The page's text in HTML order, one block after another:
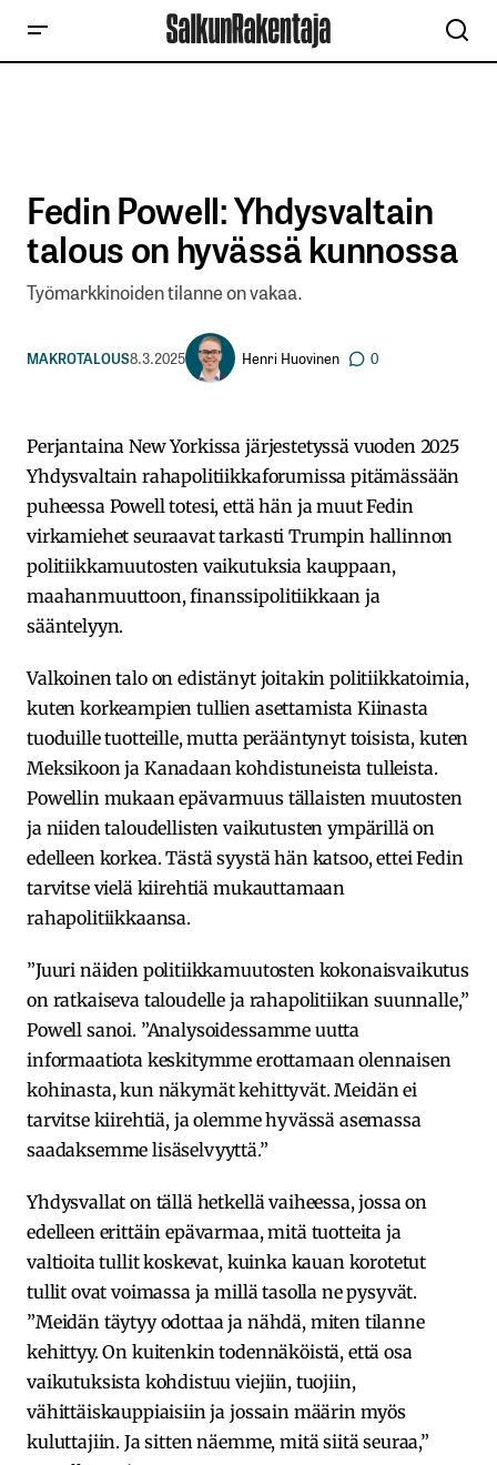
Fedin Powell: Yhdysvaltain
talous on hyvässä kunnossa
Työmarkkinoiden tilanne on vakaa.
MAKROTALOUS8.3.2025 Henri Huovinen 0
Perjantaina New Yorkissa järjestetyssä vuoden 2025
Yhdysvaltain rahapolitiikkaforumissa pitämässään
puheessa Powell totesi, että hän ja muut Fedin
virkamiehet seuraavat tarkasti Trumpin hallinnon
politiikkamuutosten vaikutuksia kauppaan,
maahanmuuttoon, finanssipolitiikkaan ja
sääntelyyn.
Valkoinen talo on edistänyt joitakin politiikkatoimia,
kuten korkeampien tullien asettamista Kiinasta
tuoduille tuotteille, mutta perääntynyt toisista, kuten
Meksikoon ja Kanadaan kohdistuneista tulleista.
Powellin mukaan epävarmuus tällaisten muutosten
ja niiden taloudellisten vaikutusten ympärillä on
edelleen korkea. Tästä syystä hän katsoo, ettei Fedin
tarvitse vielä kiirehtiä mukauttamaan
rahapolitiikkaansa.
”Juuri näiden politiikkamuutosten kokonaisvaikutus
on ratkaiseva taloudelle ja rahapolitiikan suunnalle,”
Powell sanoi. ”Analysoidessamme uutta
informaatiota keskitymme erottamaan olennaisen
kohinasta, kun näkymät kehittyvät. Meidän ei
tarvitse kiirehtiä, ja olemme hyvässä asemassa
saadaksemme lisäselvyyttä.”
Yhdysvallat on tällä hetkellä vaiheessa, jossa on
edelleen erittäin epävarmaa, mitä tuotteita ja
valtioita tullit koskevat, kuinka kauan korotetut
tullit ovat voimassa ja millä tasolla ne pysyvät.
”Meidän täytyy odottaa ja nähdä, miten tilanne
kehittyy. On kuitenkin todennäköistä, että osa
vaikutuksista kohdistuu viejiin, tuojiin,
vähittäiskauppiaisiin ja jossain määrin myös
kuluttajiin. Ja sitten näemme, mitä siitä seuraa,”